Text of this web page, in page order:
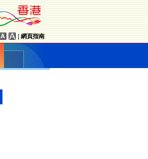
網頁指南